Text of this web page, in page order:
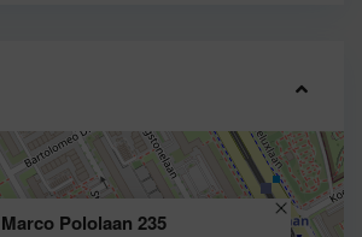
Marco Pololaan 235